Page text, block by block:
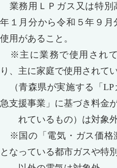
業務用ＬＰガス又は特別
年１月分から令和５年９
使用があること。
※主に業務で使用され
り、主に家庭で使用されて
（青森県が実施する「LP
急支援事業」に基づき料金
れているもの）は対象
※国の「電気・ガス価格
となっている都市ガスや特